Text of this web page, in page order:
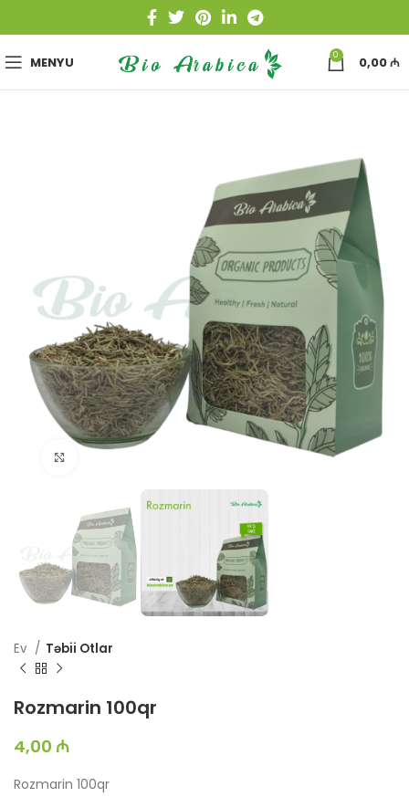
MENYU 0 0,00₼
Ev Təbii Otlar
Rozmarin 100qr
4,00 ₼
Rozmarin 100qr